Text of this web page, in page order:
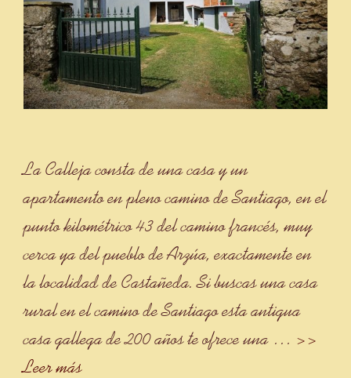
La Calleja consta de una casa y un
apartamento en pleno camino de Santiago, en el
punto kilométrico 43 del camino francés, muy
cerca ya del pueblo de Arzúa, exactamente en
la localidad de Castañeda. Si buscas una casa
rural en el camino de Santiago esta antigua
casa gallega de 200 años te ofrece una … >>
Leer más